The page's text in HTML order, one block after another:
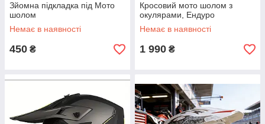
Зйомна підкладка під Мото
шолом
Немає в наявності
450 ₴
Кросовий мото шолом з
окулярами, Ендуро
Немає в наявності
1 990 ₴